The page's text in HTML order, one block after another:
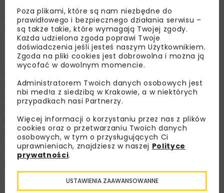
prowadzenie prac w tym miejscu przed przełożeniem
ruchu na nową trasę wiązałoby się z ogromnymi
korkami na starej zakopiance.
Patrz na znaki
Po oddaniu nowej trasy nie będzie możliwości przejazdu
przez starą zakopiankę w dwóch miejscach – w okolicy
budowanego węzła Klikuszowa i w Rdzawce. Wyjazd z
Lasku i Klikuszowej do Rabki-Zdroju i Nowego Targu
będzie możliwy przez węzeł Obidowa oraz przez drogę
lokalną łączącą Klikuszową i Sieniawę.
Nowa trasa będzie początkowo otwarta na zasadzie
zakończona. Dlatego na trasie będzie obowiązywało
ograniczenie prędkości do 70 km/h.
Poza plikami, które są nam niezbędne do
prawidłowego i bezpiecznego działania serwisu –
są także takie, które wymagają Twojej zgody.
Każda udzielona zgoda poprawi Twoje
doświadczenia jeśli jesteś naszym Użytkownikiem.
Zgoda na pliki cookies jest dobrowolna i można ją
wycofać w dowolnym momencie.
Administratorem Twoich danych osobowych jest
nbi med!a z siedzibą w Krakowie, a w niektórych
przypadkach nasi Partnerzy.
Więcej informacji o korzystaniu przez nas z plików
cookies oraz o przetwarzaniu Twoich danych
osobowych, w tym o przysługujących Ci
uprawnieniach, znajdziesz w naszej Polityce
prywatności.
USTAWIENIA ZAAWANSOWANNE